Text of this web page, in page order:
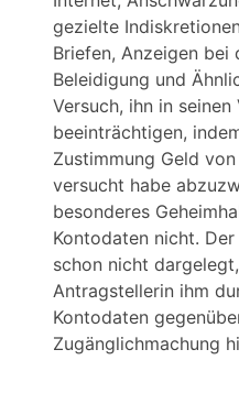
gezielte
Briefen, Anzeigen bei
Beleidigung und
Versuch, ihn in
beeinträchtigen,
Zustimmung Geld
versucht habe
besonderes
Kontodaten nicht.
schon nicht
Antragstellerin ihm
Kontodaten
Zugänglichmachung